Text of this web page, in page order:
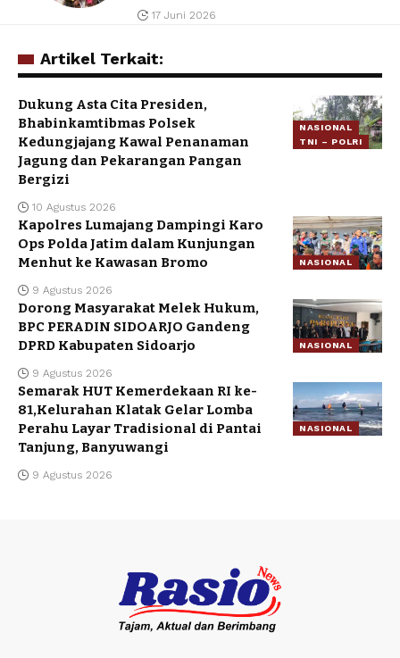
17 Juni 2026
Artikel Terkait:
NASIONAL
TNI – POLRI
Dukung Asta Cita Presiden,
Bhabinkamtibmas Polsek
Kedungjajang Kawal Penanaman
Jagung dan Pekarangan Pangan
Bergizi
10 Agustus 2026
NASIONAL
Kapolres Lumajang Dampingi Karo
Ops Polda Jatim dalam Kunjungan
Menhut ke Kawasan Bromo
9 Agustus 2026
NASIONAL
Dorong Masyarakat Melek Hukum,
BPC PERADIN SIDOARJO Gandeng
DPRD Kabupaten Sidoarjo
9 Agustus 2026
NASIONAL
Semarak HUT Kemerdekaan RI ke-
81,Kelurahan Klatak Gelar Lomba
Perahu Layar Tradisional di Pantai
Tanjung, Banyuwangi
9 Agustus 2026